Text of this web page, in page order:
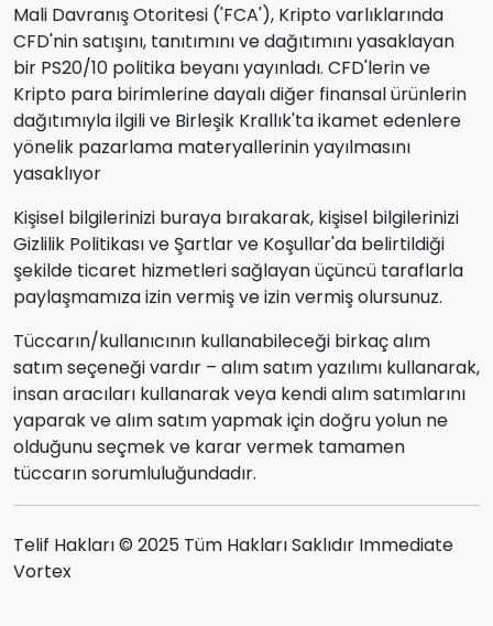
Mali Davranış Otoritesi ('FCA'), Kripto varlıklarında
CFD'nin satışını, tanıtımını ve dağıtımını yasaklayan
bir PS20/10 politika beyanı yayınladı. CFD'lerin ve
Kripto para birimlerine dayalı diğer finansal ürünlerin
dağıtımıyla ilgili ve Birleşik Krallık'ta ikamet edenlere
yönelik pazarlama materyallerinin yayılmasını
yasaklıyor
Kişisel bilgilerinizi buraya bırakarak, kişisel bilgilerinizi
Gizlilik Politikası ve Şartlar ve Koşullar'da belirtildiği
şekilde ticaret hizmetleri sağlayan üçüncü taraflarla
paylaşmamıza izin vermiş ve izin vermiş olursunuz.
Tüccarın/kullanıcının kullanabileceği birkaç alım
satım seçeneği vardır – alım satım yazılımı kullanarak,
insan aracıları kullanarak veya kendi alım satımlarını
yaparak ve alım satım yapmak için doğru yolun ne
olduğunu seçmek ve karar vermek tamamen
tüccarın sorumluluğundadır.
Telif Hakları © 2025 Tüm Hakları Saklıdır Immediate
Vortex